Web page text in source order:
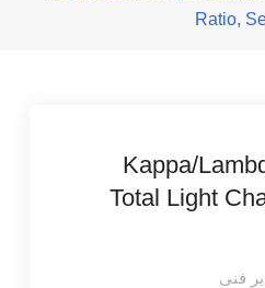
Ratio,
Kappa/
Total Light
فنی